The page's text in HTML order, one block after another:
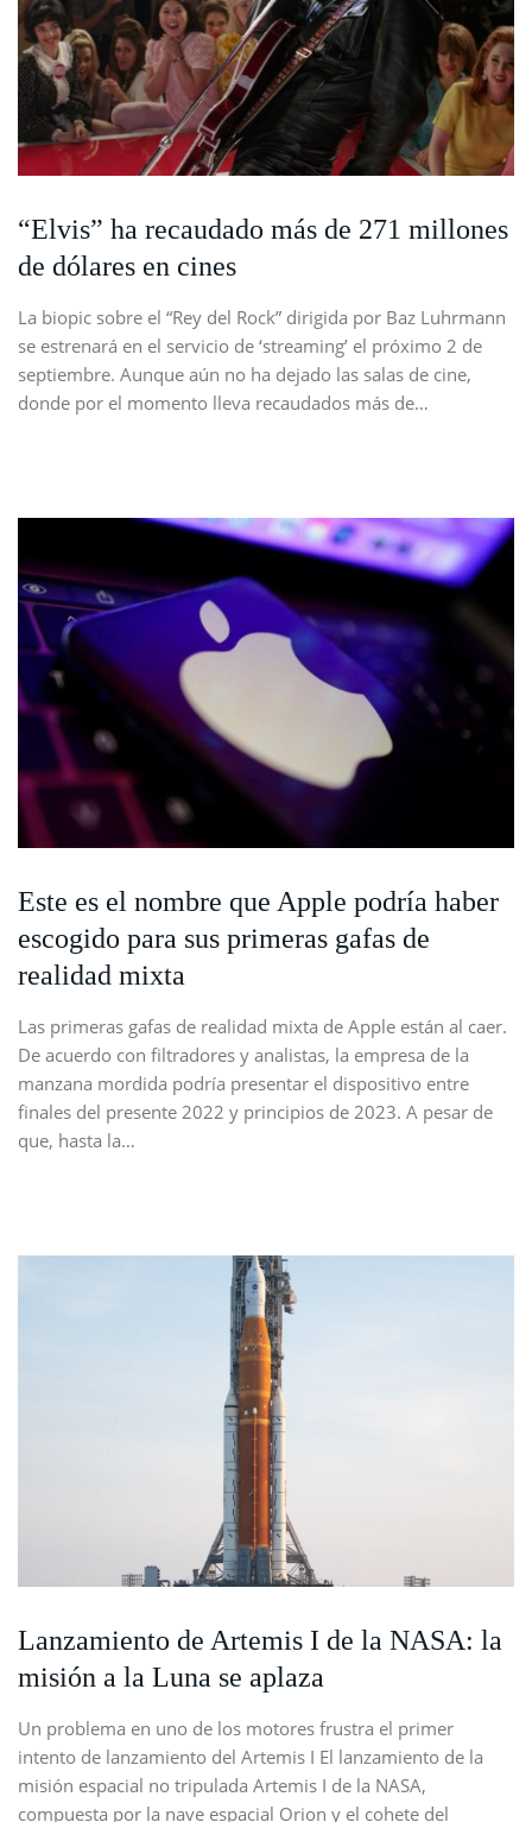
“Elvis” ha recaudado más de 271 millones
de dólares en cines
La biopic sobre el “Rey del Rock” dirigida por Baz Luhrmann
se estrenará en el servicio de ‘streaming’ el próximo 2 de
septiembre. Aunque aún no ha dejado las salas de cine,
donde por el momento lleva recaudados más de…
Este es el nombre que Apple podría haber
escogido para sus primeras gafas de
realidad mixta
Las primeras gafas de realidad mixta de Apple están al caer.
De acuerdo con filtradores y analistas, la empresa de la
manzana mordida podría presentar el dispositivo entre
finales del presente 2022 y principios de 2023. A pesar de
que, hasta la…
Lanzamiento de Artemis I de la NASA: la
misión a la Luna se aplaza
Un problema en uno de los motores frustra el primer
intento de lanzamiento del Artemis I El lanzamiento de la
misión espacial no tripulada Artemis I de la NASA,
compuesta por la nave espacial Orion y el cohete del